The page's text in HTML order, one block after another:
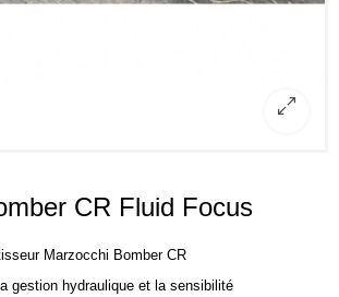
CR Fluid Focus
Marzocchi Bomber CR
gestion hydraulique et la sensibilité